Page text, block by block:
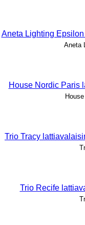
Aneta Lighting
Aneta
House Nordic Paris
Trio Tracy
Trio Recife